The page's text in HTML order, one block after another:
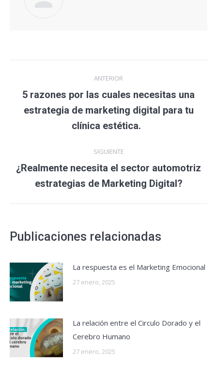
entre
publicaciones
ANTERIOR
Publicación
anterior:
5 razones por las cuales necesitas una
estrategia de marketing digital para tu
clínica estética.
SIGUIENTE
Publicación
siguiente:
¿Realmente necesita el sector automotriz
estrategias de Marketing Digital?
Publicaciones relacionadas
La respuesta es el Marketing Emocional
27 enero, 2025
La relación entre el Circulo Dorado y el
Cerebro Humano
27 enero, 2025